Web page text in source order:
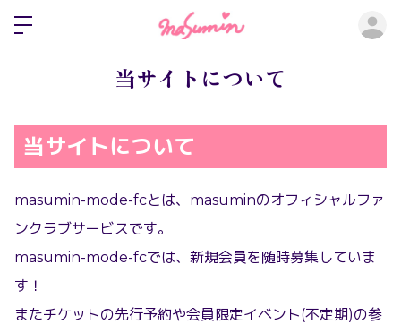
当サイトについて
当サイトについて
masumin-mode-fcとは、masuminのオフィシャルファ
ンクラブサービスです。
masumin-mode-fcでは、新規会員を随時募集していま
す！
またチケットの先行予約や会員限定イベント(不定期)の参